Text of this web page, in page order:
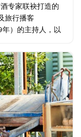
专家联袂打造的
旅行播客
）的主持人，以